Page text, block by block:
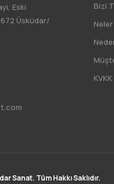
Eski
Üsküdar/
Bizi
Sanat. Tüm Hakkı Saklıdır.